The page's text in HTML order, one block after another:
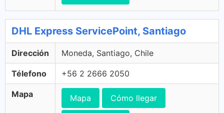
DHL Express ServicePoint, Santiago
Dirección Moneda, Santiago, Chile
Télefono +56 2 2666 2050
Mapa Mapa Cómo llegar